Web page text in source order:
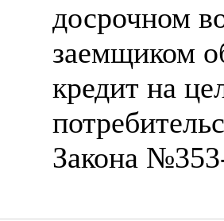
досрочном
заемщиком
кредит на
Закона